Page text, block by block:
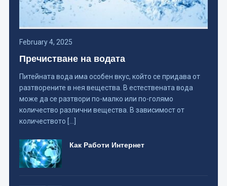
February 4, 2025
Пречистване на водата
Питейната вода има особен вкус, който се придава от
разтворените в нея вещества. В естествената вода
може да се разтвори по-малко или по-голямо
количество различни вещества. В зависимост от
количеството […]
Как Работи Интернет